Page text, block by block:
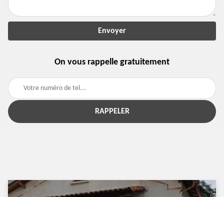
On vous rappelle gratuitement